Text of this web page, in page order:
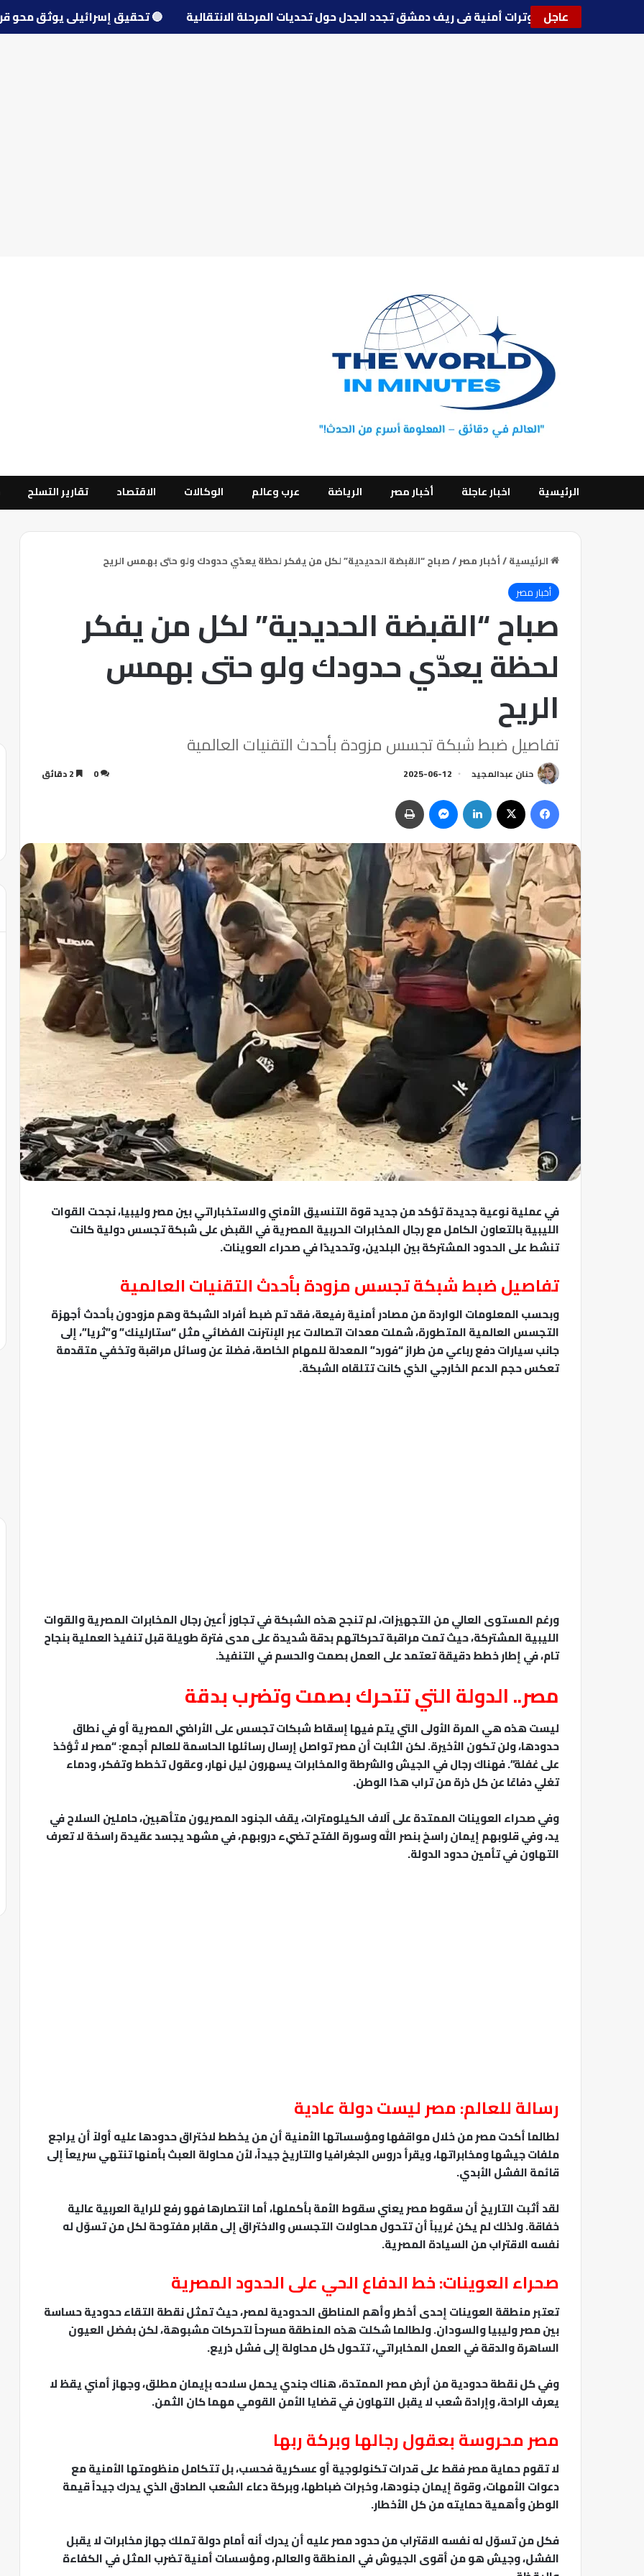
عاجل 🔵توترات أمنية في ريف دمشق تجدد الجدل حول تحديات المرحلة الانتقالية 🔵تحقيق إسرائيلي يوثق
الرئيسية اخبار عاجلة أخبار مصر الرياضة عرب وعالم الوكالات الاقتصاد تقارير التسلح
الرئيسية/أخبار مصر/صباح “القبضة الحديدية” لكل من يفكر لحظة يعدّي حدودك ولو حتى بهمس الريح
أخبار مصر
صباح “القبضة الحديدية” لكل من يفكر
لحظة يعدّي حدودك ولو حتى بهمس
الريح
تفاصيل ضبط شبكة تجسس مزودة بأحدث التقنيات العالمية
حنان عبدالمجيد 2025-06-12
0
في عملية نوعية جديدة تؤكد من جديد قوة التنسيق الأمني والاستخباراتي بين مصر وليبيا، نجحت القوات
الليبية بالتعاون الكامل مع رجال المخابرات الحربية المصرية في القبض على شبكة تجسس دولية كانت
تنشط على الحدود المشتركة بين البلدين، وتحديدًا في صحراء العوينات.
تفاصيل ضبط شبكة تجسس مزودة بأحدث التقنيات العالمية
وبحسب المعلومات الواردة من مصادر أمنية رفيعة، فقد تم ضبط أفراد الشبكة وهم مزودون بأحدث أجهزة
التجسس العالمية المتطورة، شملت معدات اتصالات عبر الإنترنت الفضائي مثل “ستارلينك” و”ثريا”، إلى
جانب سيارات دفع رباعي من طراز “فورد” المعدلة للمهام الخاصة، فضلاً عن وسائل مراقبة وتخفي متقدمة
تعكس حجم الدعم الخارجي الذي كانت تتلقاه الشبكة.
ورغم المستوى العالي من التجهيزات، لم تنجح هذه الشبكة في تجاوز أعين رجال المخابرات المصرية والقوات
الليبية المشتركة، حيث تمت مراقبة تحركاتهم بدقة شديدة على مدى فترة طويلة قبل تنفيذ العملية بنجاح
تام، في إطار خطط دقيقة تعتمد على العمل بصمت والحسم في التنفيذ.
مصر.. الدولة التي تتحرك بصمت وتضرب بدقة
ليست هذه هي المرة الأولى التي يتم فيها إسقاط شبكات تجسس على الأراضي المصرية أو في نطاق
حدودها، ولن تكون الأخيرة. لكن الثابت أن مصر تواصل إرسال رسائلها الحاسمة للعالم أجمع: “مصر لا تُؤخذ
على غفلة”. فهناك رجال في الجيش والشرطة والمخابرات يسهرون ليل نهار، وعقول تخطط وتفكر، ودماء
تغلي دفاعًا عن كل ذرة من تراب هذا الوطن.
وفي صحراء العوينات الممتدة على آلاف الكيلومترات، يقف الجنود المصريون متأهبين، حاملين السلاح في
يد، وفي قلوبهم إيمان راسخ بنصر الله وسورة الفتح تضيء دروبهم، في مشهد يجسد عقيدة راسخة لا تعرف
التهاون في تأمين حدود الدولة.
رسالة للعالم: مصر ليست دولة عادية
لطالما أكدت مصر من خلال مواقفها ومؤسساتها الأمنية أن من يخطط لاختراق حدودها عليه أولاً أن يراجع
ملفات جيشها ومخابراتها، ويقرأ دروس الجغرافيا والتاريخ جيداً، لأن محاولة العبث بأمنها تنتهي سريعاً إلى
قائمة الفشل الأبدي.
لقد أثبت التاريخ أن سقوط مصر يعني سقوط الأمة بأكملها، أما انتصارها فهو رفع للراية العربية عالية
خفاقة. ولذلك لم يكن غريباً أن تتحول محاولات التجسس والاختراق إلى مقابر مفتوحة لكل من تسوّل له
نفسه الاقتراب من السيادة المصرية.
صحراء العوينات: خط الدفاع الحي على الحدود المصرية
تعتبر منطقة العوينات إحدى أخطر وأهم المناطق الحدودية لمصر، حيث تمثل نقطة التقاء حدودية حساسة
بين مصر وليبيا والسودان. ولطالما شكلت هذه المنطقة مسرحاً لتحركات مشبوهة، لكن بفضل العيون
الساهرة والدقة في العمل المخابراتي، تتحول كل محاولة إلى فشل ذريع.
وفي كل نقطة حدودية من أرض مصر الممتدة، هناك جندي يحمل سلاحه بإيمان مطلق، وجهاز أمني يقظ لا
يعرف الراحة، وإرادة شعب لا يقبل التهاون في قضايا الأمن القومي مهما كان الثمن.
مصر محروسة بعقول رجالها وبركة ربها
لا تقوم حماية مصر فقط على قدرات تكنولوجية أو عسكرية فحسب، بل تتكامل منظومتها الأمنية مع
دعوات الأمهات، وقوة إيمان جنودها، وخبرات ضباطها، وبركة دعاء الشعب الصادق الذي يدرك جيداً قيمة
الوطن وأهمية حمايته من كل الأخطار.
فكل من تسوّل له نفسه الاقتراب من حدود مصر عليه أن يدرك أنه أمام دولة تملك جهاز مخابرات لا يقبل
الفشل، وجيش هو من أقوى الجيوش في المنطقة والعالم، ومؤسسات أمنية تضرب المثل في الكفاءة